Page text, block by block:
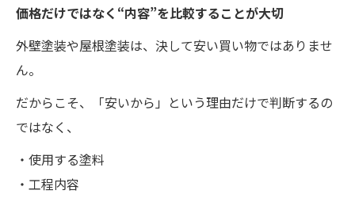
価格だけではなく“内容”を比較することが大切
外壁塗装や屋根塗装は、決して安い買い物ではありませ
ん。
だからこそ、「安いから」という理由だけで判断するの
ではなく、
・使用する塗料
・工程内容